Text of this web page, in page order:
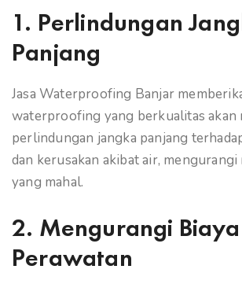
1. Perlindungan
Panjang
Jasa Waterproofing Banjar
waterproofing yang berkualitas akan
perlindungan jangka panjang
dan kerusakan akibat air,
yang mahal.
2. Mengurangi Biaya
Perawatan